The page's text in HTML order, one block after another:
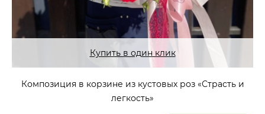
Купить в один клик
Композиция в корзине из кустовых роз «Страсть и
легкость»